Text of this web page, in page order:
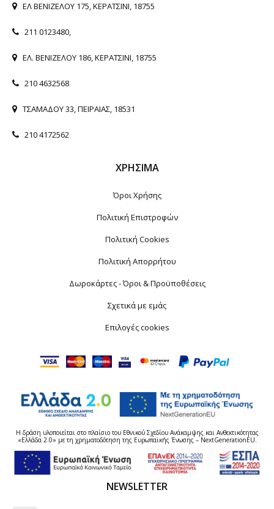
ΕΛ ΒΕΝΙΖΕΛΟΥ 175, ΚΕΡΑΤΣΙΝΙ, 18755
211 0123480,
ΕΛ. ΒΕΝΙΖΕΛΟΥ 186, ΚΕΡΑΤΣΙΝΙ, 18755
210 4632568
ΤΣΑΜΑΔΟΥ 33, ΠΕΙΡΑΙΑΣ, 18531
210 4172562
ΧΡΉΣΙΜΑ
Όροι Χρήσης
Πολιτική Επιστροφών
Πολιτική Cookies
Πολιτική Απορρήτου
Δωροκάρτες - Όροι & Προϋποθέσεις
Σχετικά με εμάς
Επιλογές cookies
Η δράση υλοποιείται στο πλαίσιο του Εθνικού Σχεδίου Ανάκαμψης και Ανθεκτικότητας
«Ελλάδα 2.0» με τη χρηματοδότηση της Ευρωπαϊκής Ένωσης – NextGenerationEU.
NEWSLETTER